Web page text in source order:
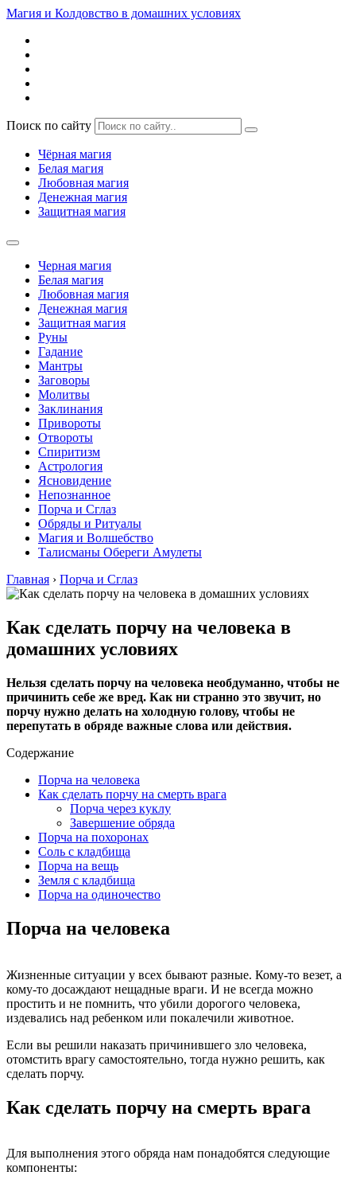
Магия и Колдовство в домашних условиях
Поиск по сайту
Чёрная магия
Белая магия
Любовная магия
Денежная магия
Защитная магия
Черная магия
Белая магия
Любовная магия
Денежная магия
Защитная магия
Руны
Гадание
Мантры
Заговоры
Молитвы
Заклинания
Привороты
Отвороты
Спиритизм
Астрология
Ясновидение
Непознанное
Порча и Сглаз
Обряды и Ритуалы
Магия и Волшебство
Талисманы Обереги Амулеты
Главная › Порча и Сглаз
Как сделать порчу на человека в
домашних условиях
Нельзя сделать порчу на человека необдуманно, чтобы не
причинить себе же вред. Как ни странно это звучит, но
порчу нужно делать на холодную голову, чтобы не
перепутать в обряде важные слова или действия.
Содержание
Порча на человека
Как сделать порчу на смерть врага
Порча через куклу
Завершение обряда
Порча на похоронах
Соль с кладбища
Порча на вещь
Земля с кладбища
Порча на одиночество
Порча на человека
Жизненные ситуации у всех бывают разные. Кому-то везет, а
кому-то досаждают нещадные враги. И не всегда можно
простить и не помнить, что убили дорогого человека,
издевались над ребенком или покалечили животное.
Если вы решили наказать причинившего зло человека,
отомстить врагу самостоятельно, тогда нужно решить, как
сделать порчу.
Как сделать порчу на смерть врага
Для выполнения этого обряда нам понадобятся следующие
компоненты: